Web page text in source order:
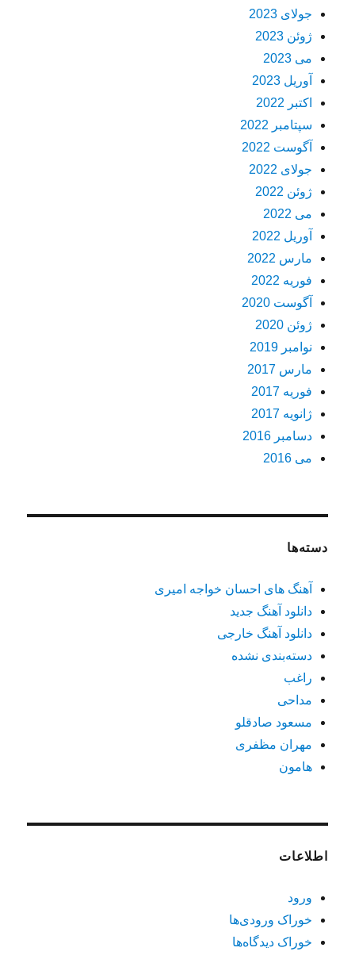
جولای 2023
ژوئن 2023
می 2023
آوریل 2023
اکتبر 2022
سپتامبر 2022
آگوست 2022
جولای 2022
ژوئن 2022
می 2022
آوریل 2022
مارس 2022
فوریه 2022
آگوست 2020
ژوئن 2020
نوامبر 2019
مارس 2017
فوریه 2017
ژانویه 2017
دسامبر 2016
می 2016
دسته‌ها
آهنگ های احسان خواجه امیری
دانلود آهنگ جدید
دانلود آهنگ خارجی
دسته‌بندی نشده
راغب
مداحی
مسعود صادقلو
مهران مظفری
هامون
اطلاعات
ورود
خوراک ورودی‌ها
خوراک دیدگاه‌ها